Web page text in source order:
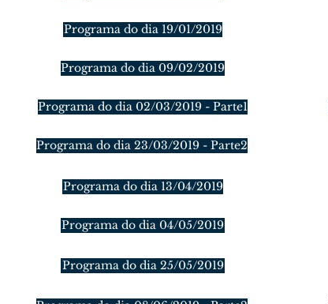
Programa do dia 19/01/2019
Programa do dia 09/02/2019
Programa do dia 02/03/2019 - Parte1
Programa do dia 23/03/2019 - Parte2
Programa do dia 13/04/2019
Programa do dia 04/05/2019
Programa do dia 25/05/2019